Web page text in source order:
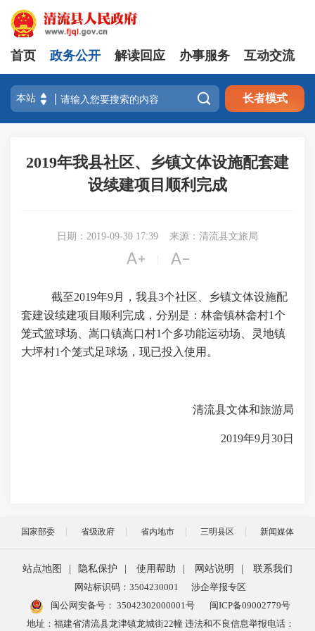
首页 政务公开 解读回应 办事服务 互动交流
 长者模式
2019年我县社区、乡镇文体设施配套建
设续建项目顺利完成
日期：2019-09-30 17:39 来源：清流县文旅局
 
截至2019年9月，我县3个社区、乡镇文体设施配
套建设续建项目顺利完成，分别是：林畲镇林畲村1个
笼式篮球场、嵩口镇嵩口村1个多功能运动场、灵地镇
大坪村1个笼式足球场，现已投入使用。
清流县文体和旅游局
2019年9月 30日
国家部委 省级政府 省内地市 三明县区 新闻媒体
站点地图 隐私保护 使用帮助 网站说明
联系我们
网站标识码：3504230001
涉企举报专区
闽公网安备号： 35042302000001号
闽ICP备09002779号
地址：福建省清流县龙津镇龙城街22幢 违法和不良信息举报电话：